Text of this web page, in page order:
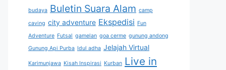
budaya Buletin Suara Alam camp
caving city adventure Ekspedisi Fun
Adventure Futsal gamelan goa cerme gunung andong
Gunung Api Purba Idul adha Jelajah Virtual
Karimunjawa Kisah Inspirasi Kurban Live in